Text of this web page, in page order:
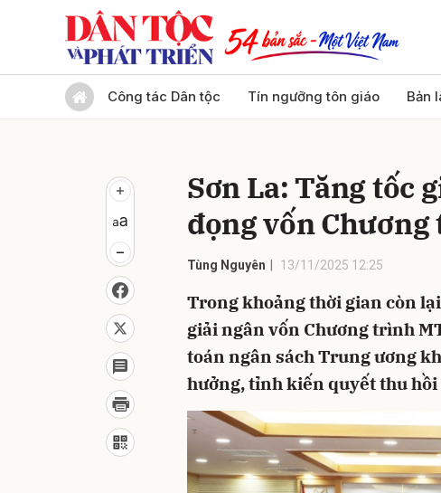
Công tác Dân tộc Tín ngưỡng tôn giáo Bản
Sơn La: Tăng tốc
đọng vốn
Tùng Nguyên 13/11/2025 12:25
Trong khoảng thời gian còn
giải ngân vốn Chương trình
toán ngân sách Trung ương
hưởng, tỉnh kiến quyết thu
Gửi